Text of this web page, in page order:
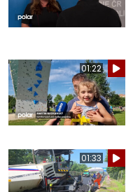
01:22
01:33